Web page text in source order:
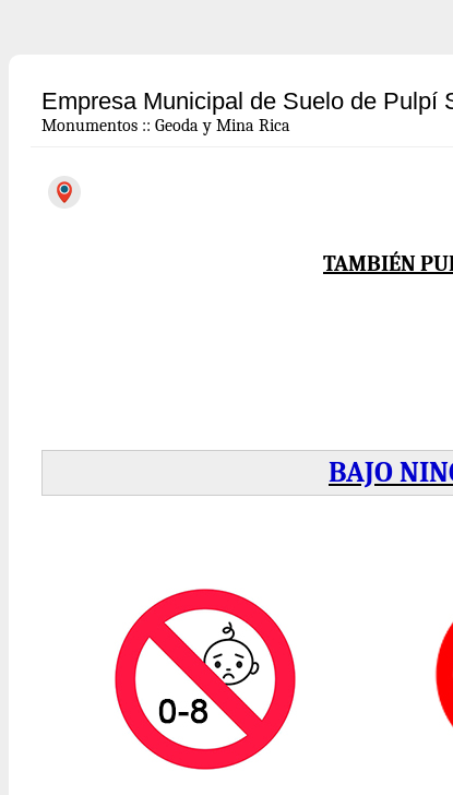
Empresa Municipal de Suelo de Pulpí
Monumentos :: Geoda y Mina Rica
TAMBIÉN
BAJO